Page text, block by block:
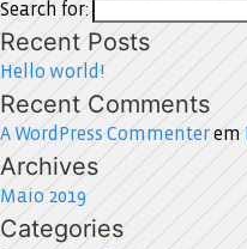
Search for:
Recent Posts
Hello world!
Recent Comments
A WordPress Commenterem
Archives
Maio 2019
Categories